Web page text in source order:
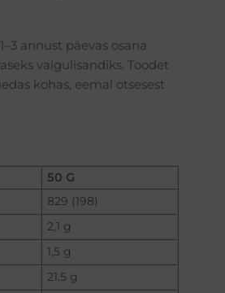
annust päevas osana
valgulisandiks. Toodet
kohas, eemal otsesest
50 G
829 (198)
2,1 g
1,5 g
21,5 g